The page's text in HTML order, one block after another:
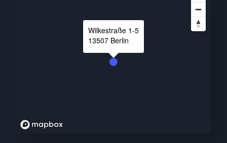
Wilkestraße 1-5
13507 Berlin